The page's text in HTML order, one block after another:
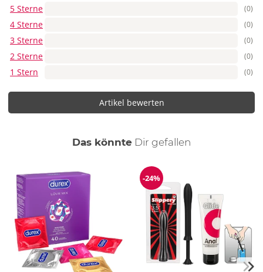
5 Sterne (0)
4 Sterne (0)
3 Sterne (0)
2 Sterne (0)
1 Stern (0)
Artikel bewerten
Das könnte Dir auch
gefallen
Reduzierung
-24%